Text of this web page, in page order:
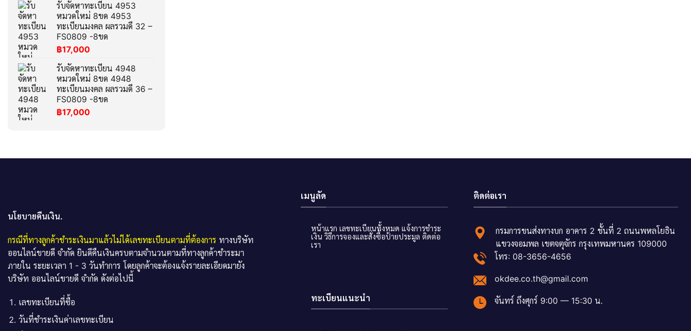
รับจัดหาทะเบียน 4953
หมวดใหม่ 8ขด 4953
ทะเบียนมงคล ผลรวมดี 32 –
FS0809 -8ขด
฿17,000
รับจัดหาทะเบียน 4948
หมวดใหม่ 8ขด 4948
ทะเบียนมงคล ผลรวมดี 36 –
FS0809 -8ขด
฿17,000
นโยบายคืนเงิน.
กรณีที่ทางลูกค้าชำระเงินมาแล้วไม่ได้เลขทะเบียนตามที่ต้องการ ทางบริษัท
ออนไลน์ขายดี จำกัด ยินดีคืนเงินครบตามจำนวนตามที่ทางลูกค้าชำระมา
ภายใน ระยะเวลา 1 - 3 วันทำการ โดยลูกค้าจะต้องแจ้งรายละเอียดมายัง
บริษัท ออนไลน์ขายดี จำกัด ดังต่อไปนี้
เลขทะเบียนที่ซื้อ
วันที่ชำระเงินค่าเลขทะเบียน
เมนูลัด
หน้าแรก เลขทะเบียนทั้งหมด แจ้งการชำระ
เงิน วิธีการจองและสั่งซื้อป้ายประมูล ติดต่อ
เรา
ทะเบียนแนะนำ
ติดต่อเรา
กรมการขนส่งทางบก อาคาร 2 ชั้นที่ 2 ถนนพหลโยธิน
แขวงจอมพล เขตจตุจักร กรุงเทพมหานคร 109000
โทร: 08-3656-4656
okdee.co.th@gmail.com
จันทร์ ถึงศุกร์ 9:00 — 15:30 น.